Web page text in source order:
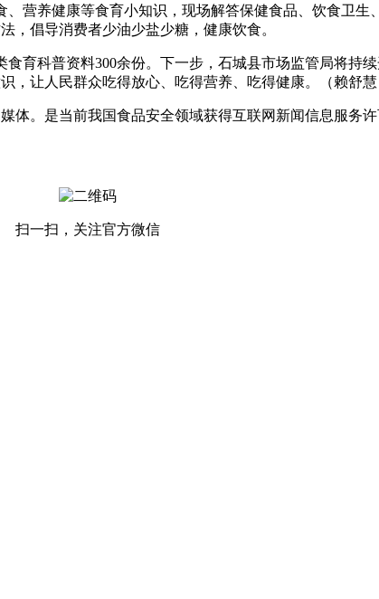
营养健康等食育小知识，现场解答保健食品、饮食卫
，倡导消费者少油少盐少糖，健康饮食。
科普资料300余份。下一步，石城县市场监管局将持
，让人民群众吃得放心、吃得营养、吃得健康。（赖舒慧
。是当前我国食品安全领域获得互联网新闻信息服务许
扫一扫，关注官方微信